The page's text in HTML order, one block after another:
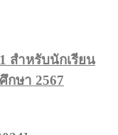
สำหรับนักเรียน
กษา 2567